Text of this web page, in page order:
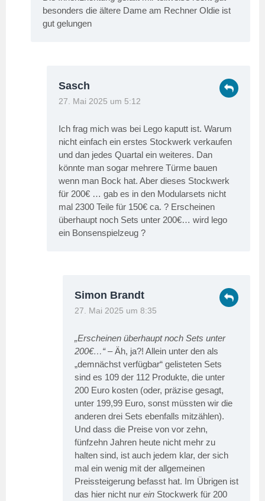
besonders die ältere Dame am Rechner Oldie ist
gut gelungen
Sasch
27. Mai 2025 um 5:12
Ich frag mich was bei Lego kaputt ist. Warum
nicht einfach ein erstes Stockwerk verkaufen
und dan jedes Quartal ein weiteres. Dan
könnte man sogar mehrere Türme bauen
wenn man Bock hat. Aber dieses Stockwerk
für 200€ … gab es in den Modularsets nicht
mal 2300 Teile für 150€ ca. ? Erscheinen
überhaupt noch Sets unter 200€… wird lego
ein Bonsenspielzeug ?
Simon Brandt
27. Mai 2025 um 8:35
„Erscheinen überhaupt noch Sets unter
200€…“– Äh, ja?! Allein unter den als
„demnächst verfügbar“ gelisteten Sets
sind es 109 der 112 Produkte, die unter
200 Euro kosten (oder, präzise gesagt,
unter 199,99 Euro, sonst müssten wir die
anderen drei Sets ebenfalls mitzählen).
Und dass die Preise von vor zehn,
fünfzehn Jahren heute nicht mehr zu
halten sind, ist auch jedem klar, der sich
mal ein wenig mit der allgemeinen
Preissteigerung befasst hat. Im Übrigen ist
das hier nicht nur ein Stockwerk für 200